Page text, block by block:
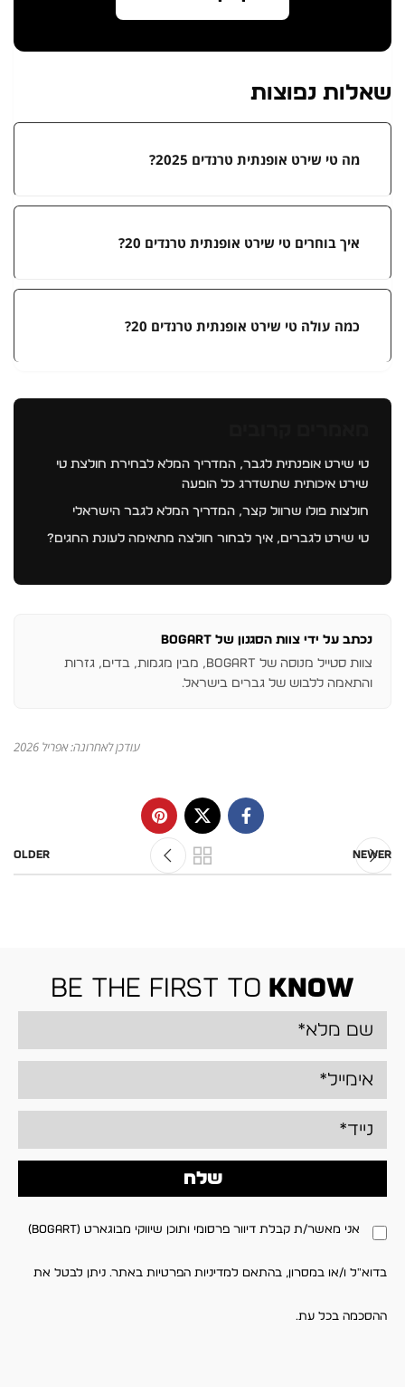
שאלות נפוצות
מה טי שירט אופנתית טרנדים 2025?
איך בוחרים טי שירט אופנתית טרנדים 20?
כמה עולה טי שירט אופנתית טרנדים 20?
טי שירט אופנתית לגבר, המדריך המלא לבחירת חולצת טי
שירט איכותית שתשדרג כל הופעה
חולצות פולו שרוול קצר, המדריך המלא לגבר הישראלי
טי שירט לגברים, איך לבחור חולצה מתאימה לעונת החגים?
נכתב על ידי צוות הסגנון של BOGART
צוות סטייל מנוסה של BOGART, מבין מגמות, בדים, גזרות
והתאמה ללבוש של גברים בישראל.
עודכן לאחרונה: אפריל 2026
Newer
Older
be the first to know
אני מאשר/ת קבלת דיוור פרסומי ותוכן שיווקי מבוגארט (BOGART)
בדוא"ל ו/או במסרון, בהתאם למדיניות הפרטיות באתר. ניתן לבטל את
ההסכמה בכל עת.
שלח